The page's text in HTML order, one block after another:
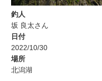
釣人
坂 良太さん
日付
2022/10/30
場所
北潟湖